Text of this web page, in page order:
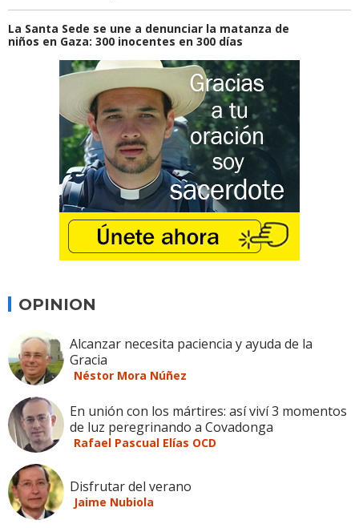
La Santa Sede se une a denunciar la matanza de
niños en Gaza: 300 inocentes en 300 días
OPINION
Alcanzar necesita paciencia y ayuda de la
Gracia
Néstor Mora Núñez
En unión con los mártires: así viví 3 momentos
de luz peregrinando a Covadonga
Rafael Pascual Elías OCD
Disfrutar del verano
Jaime Nubiola